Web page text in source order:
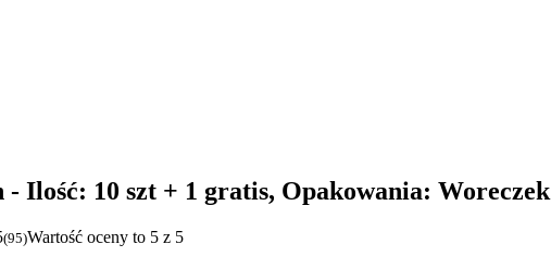
- Ilość: 10 szt + 1 gratis, Opakowania: Woreczek
(95)Wartość oceny to 5 z 5